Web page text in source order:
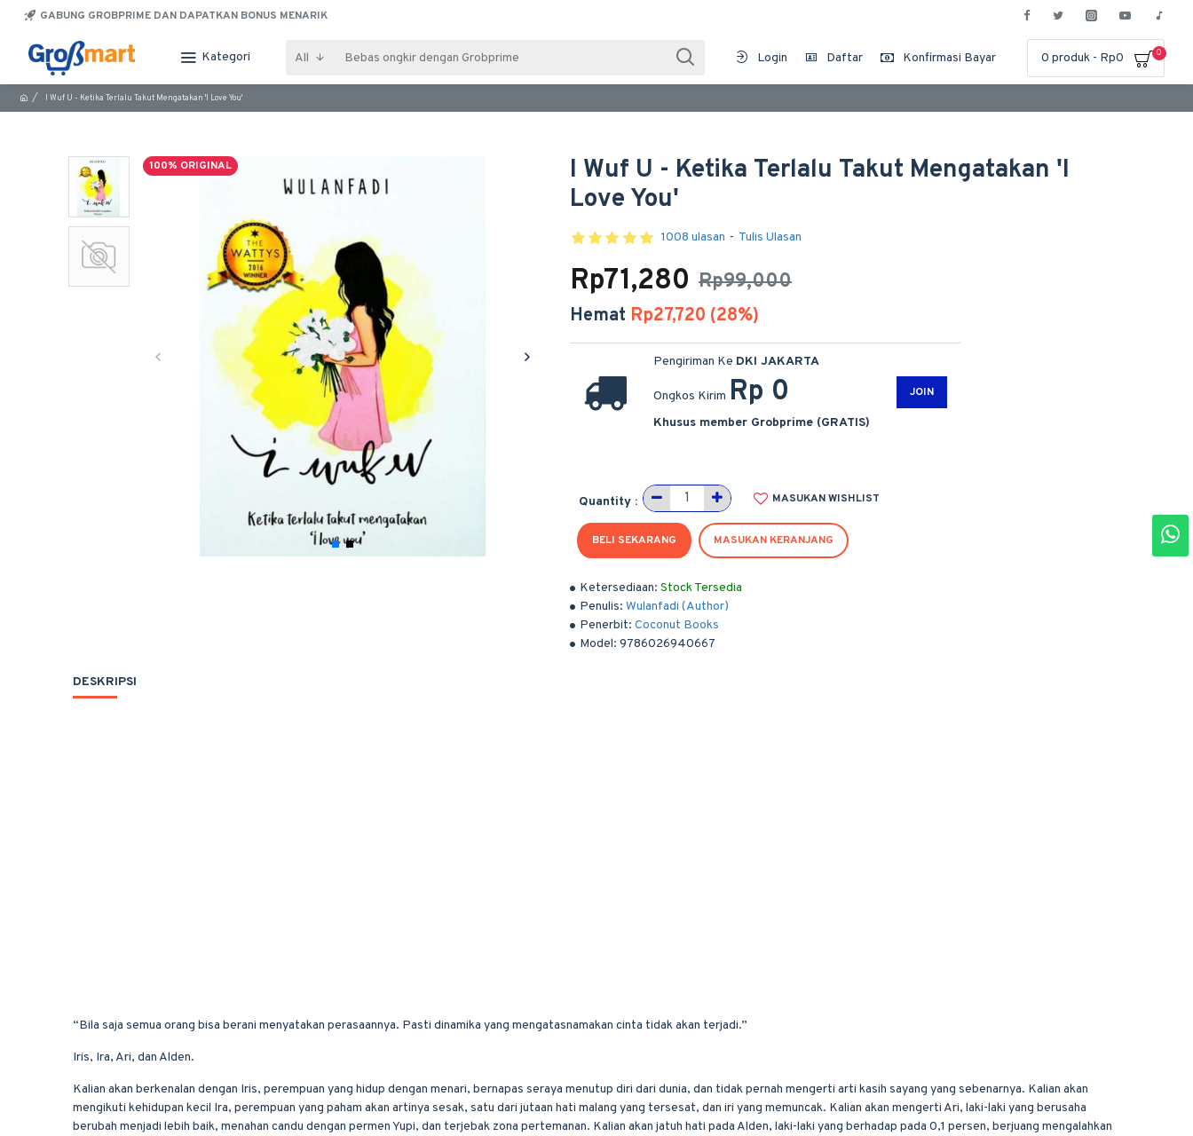
GABUNG GROBPRIME DAN DAPATKAN BONUS MENARIK
Kategori All Login Daftar Konfirmasi Bayar 0 produk - Rp0 0
I Wuf U - Ketika Terlalu Takut Mengatakan 'I Love You'
100% ORIGINAL
I Wuf U - Ketika Terlalu Takut Mengatakan 'I
Love You'
Ketersediaan: Stock Tersedia
Penulis: Wulanfadi (Author)
Penerbit: Coconut Books
Model: 9786026940667
1008 ulasan - Tulis Ulasan
Rp99,000
Rp71,280
Hemat Rp27,720 (28%)
Pengiriman Ke DKI JAKARTA
Ongkos Kirim Rp 0
Khusus member Grobprime (GRATIS)
JOIN
Quantity : MASUKAN WISHLIST
BELI SEKARANG MASUKAN KERANJANG
DESKRIPSI
“Bila saja semua orang bisa berani menyatakan perasaannya. Pasti dinamika yang mengatasnamakan cinta tidak akan terjadi.”
Iris, Ira, Ari, dan Alden.
Kalian akan berkenalan dengan Iris, perempuan yang hidup dengan menari, bernapas seraya menutup diri dari dunia, dan tidak pernah mengerti arti kasih sayang yang sebenarnya. Kalian akan
mengikuti kehidupan kecil Ira, perempuan yang paham akan artinya sesak, satu dari jutaan hati malang yang tersesat, dan iri yang memuncak. Kalian akan mengerti Ari, laki-laki yang berusaha
berubah menjadi lebih baik, menahan candu dengan permen Yupi, dan terjebak zona pertemanan. Kalian akan jatuh hati pada Alden, laki-laki yang berhadap pada 0,1 persen, berjuang mengalahkan